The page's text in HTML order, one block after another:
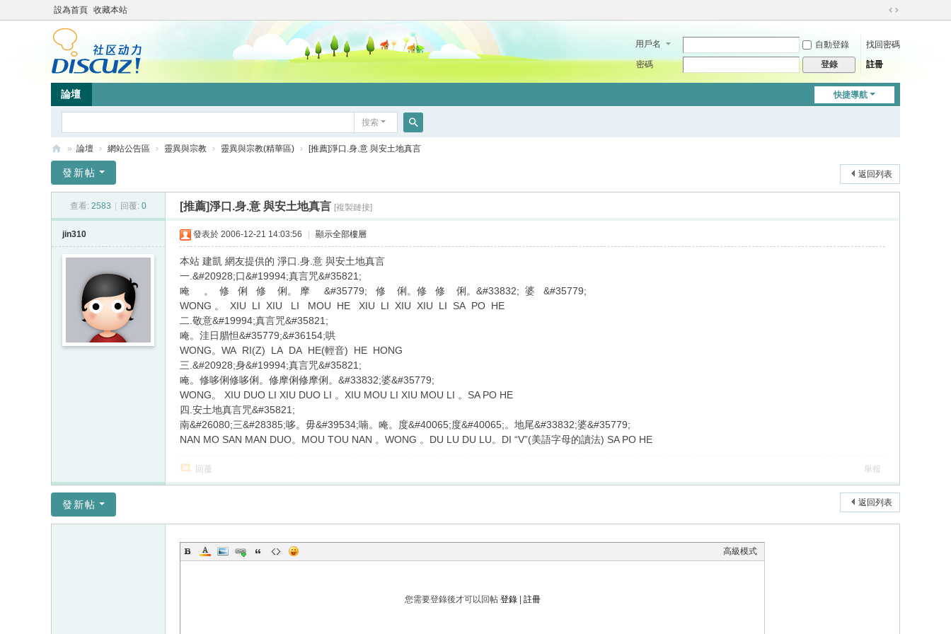
設為首頁 收藏本站
切
到
用戶名 自動登錄
找回密碼
密碼
登錄 註冊
快捷導航
論壇
搜索
搜
竹
» 論壇 › 網站公告區 › 靈異與宗教 › 靈異與宗教(精華區) › [推薦]淨口.身.意 與安土地真言
返回列表
發新帖
查看: 2583 回覆: 0 [推薦]淨口.身.意 與安土地真言 [複製鏈接]
jin310 發表於 2006-12-21 14:03:56 顯示全部樓層
本站 建凱 網友提供的 淨口.身.意 與安土地真言
一.&#20928;口&#19994;真言咒&#35821;
唵 。 修 俐 修 俐。 摩 &#35779; 修 俐。修 修 俐。&#33832; 婆 &#35779;
WONG 。 XIU LI XIU LI MOU HE XIU LI XIU XIU LI SA PO HE
二.敬意&#19994;真言咒&#35821;
唵。洼日腊怛&#35779;&#36154;哄
WONG。WA RI(Z) LA DA HE(輕音) HE HONG
三.&#20928;身&#19994;真言咒&#35821;
唵。修哆俐修哆俐。修摩俐修摩俐。&#33832;婆&#35779;
WONG。 XIU DUO LI XIU DUO LI 。XIU MOU LI XIU MOU LI 。SA PO HE
四.安土地真言咒&#35821;
南&#26080;三&#28385;哆。毋&#39534;喃。唵。度&#40065;度&#40065;。地尾&#33832;婆&#35779;
NAN MO SAN MAN DUO。MOU TOU NAN 。WONG 。DU LU DU LU。DI “V”(美語字母的讀法) SA PO HE
回覆 舉報
返回列表
發新帖
高級模式
您需要登錄後才可以回帖 登錄| 註冊